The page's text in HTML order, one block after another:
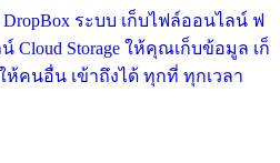
ระบบ เก็บไฟล์ออนไลน์ ฟ
Cloud Storage ให้คุณเก็บข้อมูล เก็
ห้คนอื่น เข้าถึงได้ ทุกที่ ทุกเวลา